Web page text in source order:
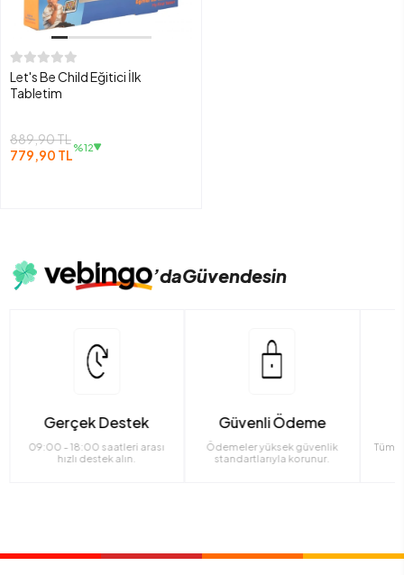
Let's Be Child Eğitici İlk
Tabletim
889,90 TL
779,90 TL%12
’daGüvendesin
Gerçek Destek
09:00 - 18:00 saatleri arası
hızlı destek alın.
Güvenli Ödeme
Ödemeler yüksek güvenlik
standartlarıyla korunur.
Tüm